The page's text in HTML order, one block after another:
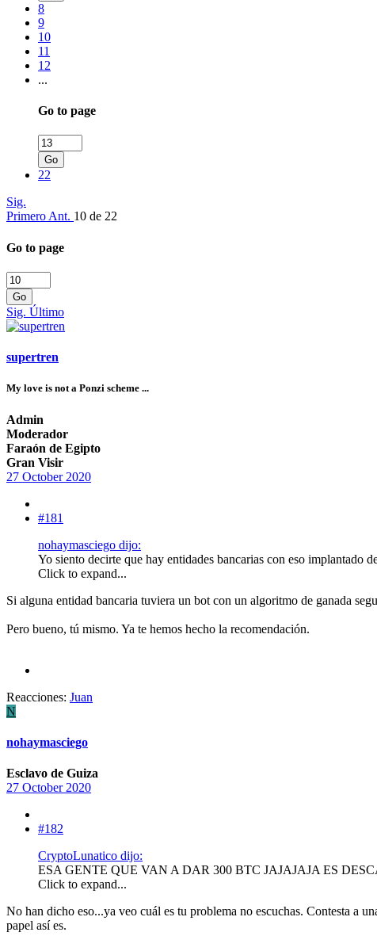
8
9
10
11
12
...
Go to page
Go
22
Sig.
Primero Ant. 10 de 22
Go to page
Go
Sig. Último
supertren
My love is not a Ponzi scheme ...
Admin
Moderador
Faraón de Egipto
Gran Visir
27 October 2020
#181
nohaymasciego dijo:
Yo siento decirte que hay entidades bancarias con eso implantado
Click to expand...
Si alguna entidad bancaria tuviera un bot con un algoritmo de ganada
Pero bueno, tú mismo. Ya te hemos hecho la recomendación.
Reacciones: Juan
N
nohaymasciego
Esclavo de Guiza
27 October 2020
#182
CryptoLunatico dijo:
ESA GENTE QUE VAN A DAR 300 BTC JAJAJAJA ES
Click to expand...
No han dicho eso...ya veo cuál es tu problema no escuchas. Contesta a
papel así es.